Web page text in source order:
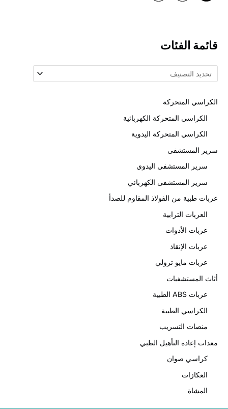
الفئات
المتحركة
الكراسي المتحركة الكهربائية
الكراسي المتحركة اليدوية
المستشفى
سرير المستشفى اليدوي
سرير المستشفى الكهربائي
طبية من الفولاذ المقاوم للصدأ
العربات الترابية
عربات الأدوات
عربات الإنقاذ
عربات مايو ترولي
المستشفيات
عربات ABS الطبية
الكراسي الطبية
منصات التسريب
إعادة التأهيل الطبي
كراسي صوان
العكازات
المشاة